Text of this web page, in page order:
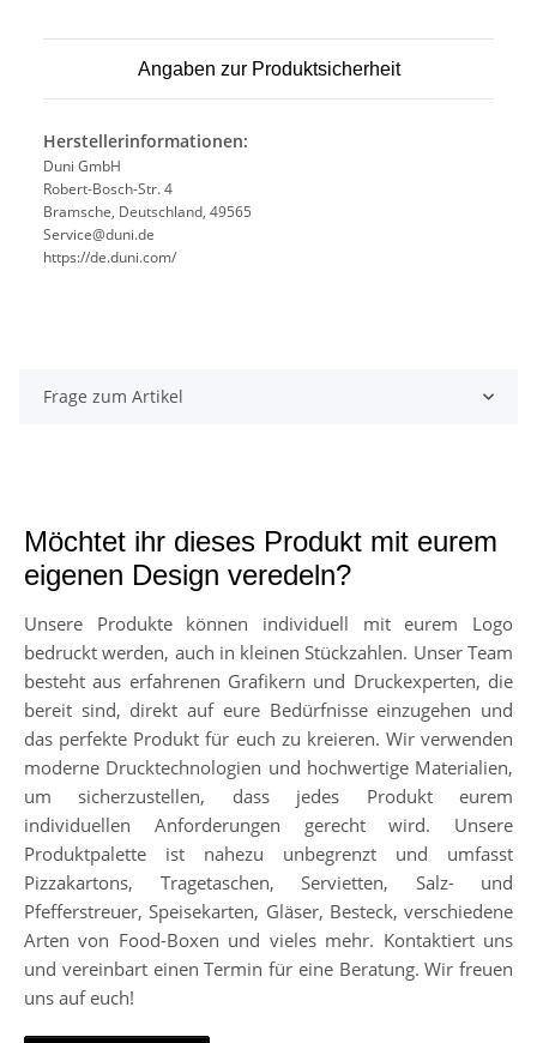
Angaben zur Produktsicherheit
Herstellerinformationen:
Duni GmbH
Robert-Bosch-Str. 4
Bramsche, Deutschland, 49565
Service@duni.de
https://de.duni.com/
Frage zum Artikel
Möchtet ihr dieses Produkt mit eurem
eigenen Design veredeln?
Unsere Produkte können individuell mit eurem Logo
bedruckt werden, auch in kleinen Stückzahlen. Unser Team
besteht aus erfahrenen Grafikern und Druckexperten, die
bereit sind, direkt auf eure Bedürfnisse einzugehen und
das perfekte Produkt für euch zu kreieren. Wir verwenden
moderne Drucktechnologien und hochwertige Materialien,
um sicherzustellen, dass jedes Produkt eurem
individuellen Anforderungen gerecht wird. Unsere
Produktpalette ist nahezu unbegrenzt und umfasst
Pizzakartons, Tragetaschen, Servietten, Salz- und
Pfefferstreuer, Speisekarten, Gläser, Besteck, verschiedene
Arten von Food-Boxen und vieles mehr. Kontaktiert uns
und vereinbart einen Termin für eine Beratung. Wir freuen
uns auf euch!